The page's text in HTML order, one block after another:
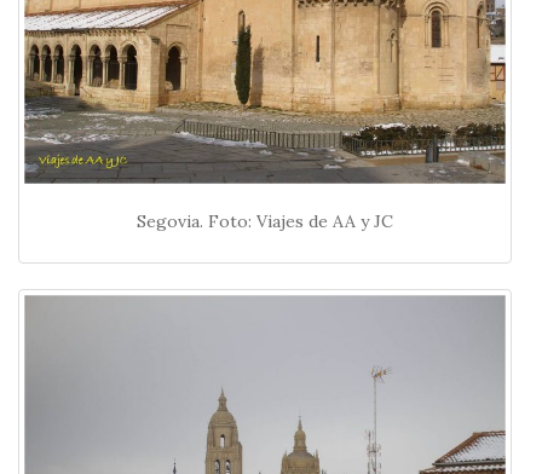
Segovia. Foto: Viajes de AA y JC